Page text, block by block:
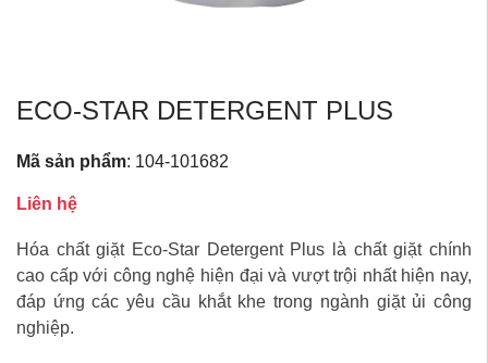
ECO-STAR DETERGENT PLUS
Mã sản phẩm: 104-101682
Liên hệ
Hóa chất giặt Eco-Star Detergent Plus là chất giặt chính
cao cấp với công nghệ hiện đại và vượt trội nhất hiện nay,
đáp ứng các yêu cầu khắt khe trong ngành giặt ủi công
nghiệp.